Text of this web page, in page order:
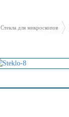
Стекла для микроскопов